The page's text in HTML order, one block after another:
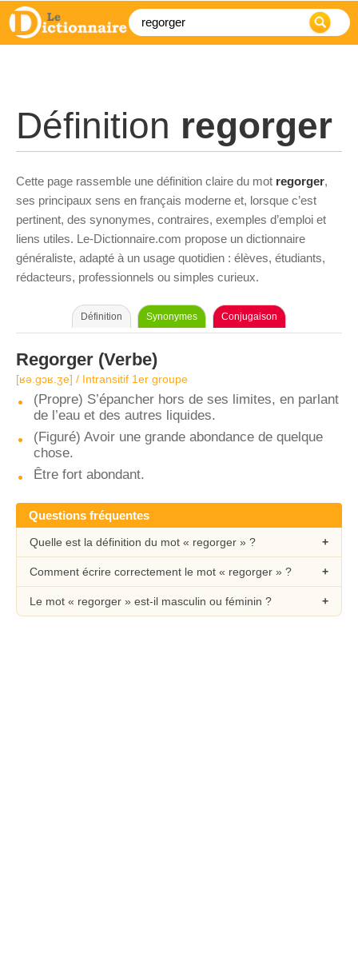
Définition regorger
Cette page rassemble une définition claire du mot regorger,
ses principaux sens en français moderne et, lorsque c’est
pertinent, des synonymes, contraires, exemples d’emploi et
liens utiles. Le-Dictionnaire.com propose un dictionnaire
généraliste, adapté à un usage quotidien : élèves, étudiants,
rédacteurs, professionnels ou simples curieux.
Définition Synonymes Conjugaison
Regorger (Verbe)
[ʁə.gɔʁ.ʒe] / Intransitif 1er groupe
(Propre) S’épancher hors de ses limites, en parlant
de l’eau et des autres liquides.
(Figuré) Avoir une grande abondance de quelque
chose.
Être fort abondant.
Questions fréquentes
Quelle est la définition du mot « regorger » ?
Comment écrire correctement le mot « regorger » ?
Le mot « regorger » est-il masculin ou féminin ?